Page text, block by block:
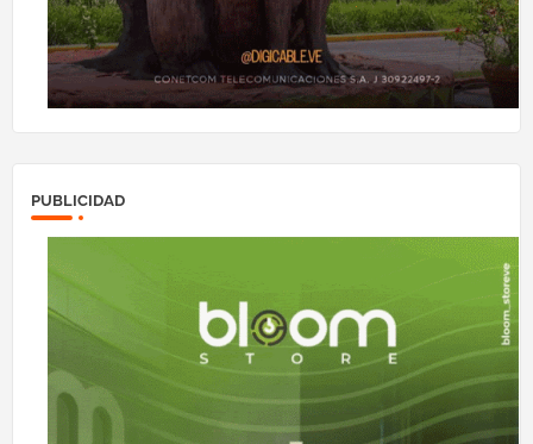
PUBLICIDAD